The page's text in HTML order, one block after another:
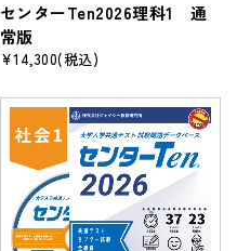
センターTen2026理科1 通
常版
¥14,300(税込)